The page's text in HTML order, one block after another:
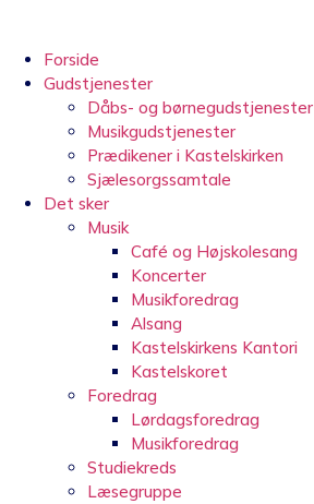
indholdForside
Gudstjenester
Dåbs- og børnegudstjenester
Musikgudstjenester
Prædikener i Kastelskirken
Sjælesorgssamtale
Det sker
Musik
Café og Højskolesang
Koncerter
Musikforedrag
Alsang
Kastelskirkens Kantori
Kastelskoret
Foredrag
Lørdagsforedrag
Musikforedrag
Studiekreds
Læsegruppe